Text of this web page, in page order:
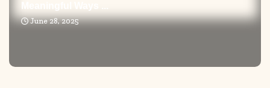
June 28, 2025